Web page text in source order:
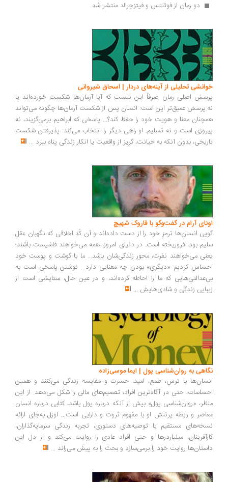
دو رمان از فوئنتس و فیتزجرالد منتشر شد
تحلیلی از آینه‌های دردار | اسحاق شیروانی
اصلی رمان صرفاً این نیست که آیا آرمان‌ها شکست خورده‌اند یا
عمیق‌تر این است: انسان پس از شکست آرمان‌ها چگونه می‌تواند
معنا و هویت خود را حفظ کند؟... پاسخی که ابراهیم برمی‌گزیند، نه
است و نه تسلیم. او راهی دیگر را انتخاب می‌کند: پذیرفتن شکست
بدون آنکه به خیانت، گریز از واقعیت یا انکار زندگی پناه ببرد...
آرام در گفت‌وگو با فاروک شهیچ‭
انسان‌ها ترمزِ خود را از دست داده‌اند و آن کُدِ اخلاقی که نگهبان عقل
بود، فروریخته است. در دنیای امروز، همه می‌خواهند فاشیست باشند؛
می‌خواهند نفرت، محورِ زندگی‌شان باشد... ما با گوشت و پوست خود
کردیم «دیگری» بودن چه معنایی دارد... نوشتن پاسخی است به
که ما را احاطه کرده‌اند، و در عین حال، ستایشی است از
زندگی و شادی‌هایش...
به روان‌شناسی پول | ایما موسی‌زاده
با ترس، طمع، امید، حسرت و مقایسه زندگی می‌کنند و همین
حتی در آگاه‌ترین افراد، تصمیم‌های مالی را شکل می‌دهد. از این
«روان‌شناسی پول» بیش از آنکه درباره پول باشد، کتابی درباره انسان
و رابطه پرتنش او با مفهوم ثروت و دارایی است... اوزل به‌جای ارائه
مستقیم یا توصیه‌های دستوری، تجربه زندگی سرمایه‌گذاران،
میلیاردرها و حتی افراد عادی را روایت می‌کند و از دل این
روایت خود را برمی‌سازد و بحث را به پیش می‌راند ...